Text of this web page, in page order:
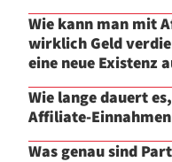
Wie kann man mit
wirklich Geld
eine neue Existenz
Wie lange dauert
Affiliate-
Was genau sind